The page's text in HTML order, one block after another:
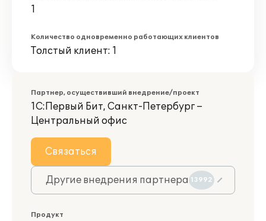
1
Количество одновременно работающих клиентов
Толстый клиент: 1
Партнер, осуществивший внедрение/проект
1С:Первый Бит, Санкт-Петербург –
Центральный офис
Связаться
Другие внедрения партнера 13992
Продукт